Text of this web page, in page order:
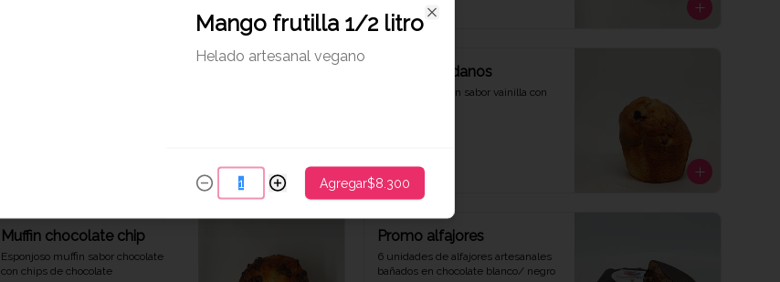
Muffin arándanos
Esponjoso muffin sabor vainilla con
Muffin chocolate chip
Esponjoso muffin sabor chocolate
con chips de chocolate
Promo alfajores
6 unidades de alfajores artesanales
bañados en chocolate blanco/ negro
Mango frutilla 1/2 litro
Helado artesanal vegano
Agregar$8.300